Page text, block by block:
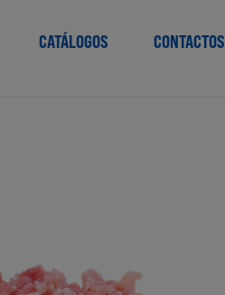
CATÁLOGOS CONTACTOS